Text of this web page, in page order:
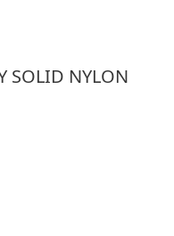
SOLID NYLON